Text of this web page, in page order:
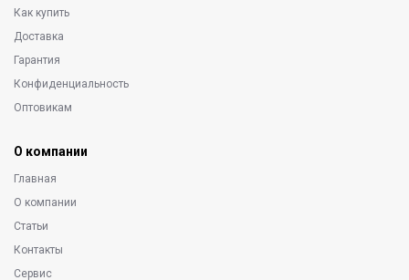
Как купить
Доставка
Гарантия
Конфиденциальность
Оптовикам
О компании
Главная
О компании
Статьи
Контакты
Сервис